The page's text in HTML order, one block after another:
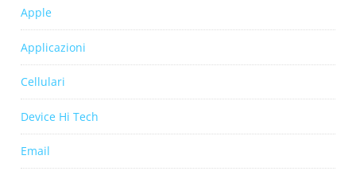
Apple
Applicazioni
Cellulari
Device Hi Tech
Email